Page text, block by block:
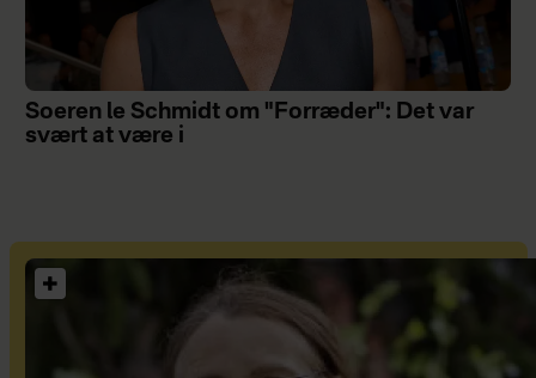
Soeren le Schmidt om "Forræder": Det var
svært at være i